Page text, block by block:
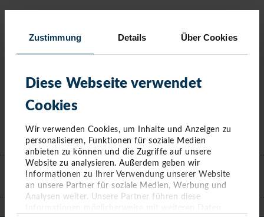
Zustimmung Details Über Cookies
Diese Webseite verwendet
Cookies
Wir verwenden Cookies, um Inhalte und Anzeigen zu
personalisieren, Funktionen für soziale Medien
anbieten zu können und die Zugriffe auf unsere
Website zu analysieren. Außerdem geben wir
Informationen zu Ihrer Verwendung unserer Website
an unsere Partner für soziale Medien, Werbung und
Analysen weiter. Unsere Partner führen diese
KONTAKT
TIMMENDORFER STRAND